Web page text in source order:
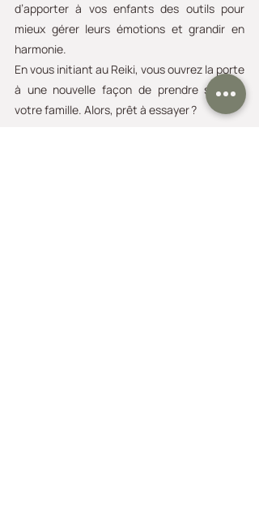
d’apporter à vos enfants des outils pour
mieux gérer leurs émotions et grandir en
harmonie.
En vous initiant au Reiki, vous ouvrez la porte
à une nouvelle façon de prendre soin de
votre famille. Alors, prêt à essayer ?